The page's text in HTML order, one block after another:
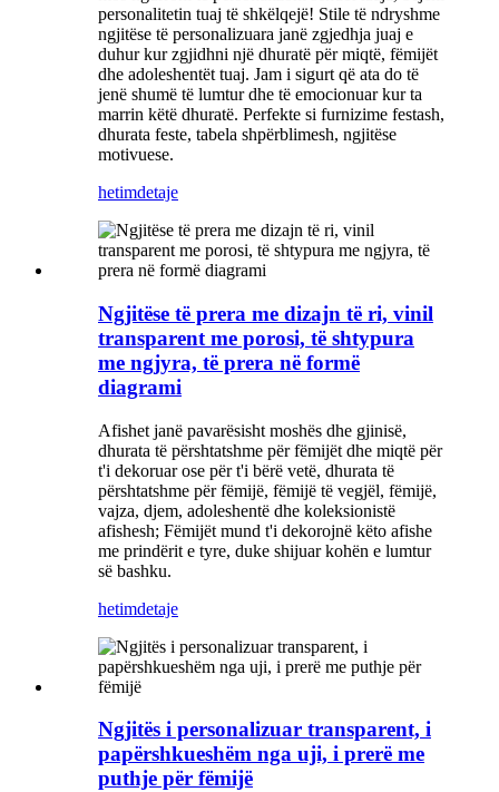
personalitetin tuaj të shkëlqejë! Stile të ndryshme
ngjitëse të personalizuara janë zgjedhja juaj e
duhur kur zgjidhni një dhuratë për miqtë, fëmijët
dhe adoleshentët tuaj. Jam i sigurt që ata do të
jenë shumë të lumtur dhe të emocionuar kur ta
marrin këtë dhuratë. Perfekte si furnizime festash,
dhurata feste, tabela shpërblimesh, ngjitëse
motivuese.
hetimdetaje
Ngjitëse të prera me dizajn të ri, vinil
transparent me porosi, të shtypura
me ngjyra, të prera në formë
diagrami
Afishet janë pavarësisht moshës dhe gjinisë,
dhurata të përshtatshme për fëmijët dhe miqtë për
t'i dekoruar ose për t'i bërë vetë, dhurata të
përshtatshme për fëmijë, fëmijë të vegjël, fëmijë,
vajza, djem, adoleshentë dhe koleksionistë
afishesh; Fëmijët mund t'i dekorojnë këto afishe
me prindërit e tyre, duke shijuar kohën e lumtur
së bashku.
hetimdetaje
Ngjitës i personalizuar transparent, i
papërshkueshëm nga uji, i prerë me
puthje për fëmijë